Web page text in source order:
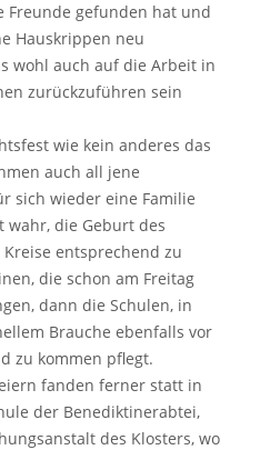
Freunde gefunden hat und
Hauskrippen neu
wohl auch auf die Arbeit in
zurückzuführen sein
wie kein anderes das
auch all jene
sich wieder eine Familie
wahr, die Geburt des
entsprechend zu
die schon am Freitag
dann die Schulen, in
Brauche ebenfalls vor
zu kommen pflegt.
fanden ferner statt in
der Benediktinerabtei,
des Klosters, wo